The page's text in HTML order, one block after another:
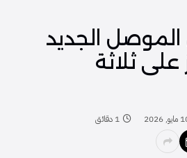
الموصل الجديد
على ثلاثة
2026 1 دقائق